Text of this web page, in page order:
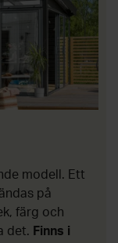
modell. Ett
på
färg och
det. Finns i